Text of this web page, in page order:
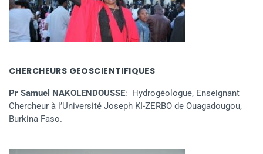
CHERCHEURS GEOSCIENTIFIQUES
Pr Samuel NAKOLENDOUSSE: Hydrogéologue, Enseignant
Chercheur à l’Université Joseph KI-ZERBO de Ouagadougou,
Burkina Faso.